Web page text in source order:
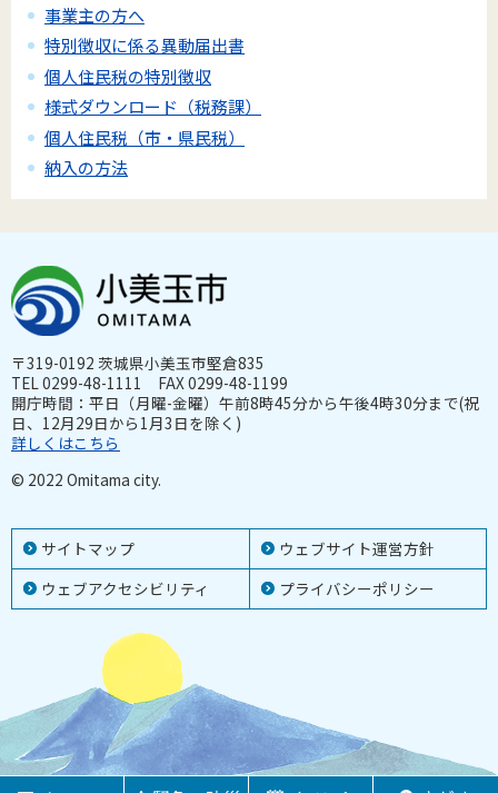
事業主の方へ
特別徴収に係る異動届出書
個人住民税の特別徴収
様式ダウンロード（税務課）
個人住民税（市・県民税）
納入の方法
サイトマップ
ウェブサイト運営方針
ウェブアクセシビリティ
プライバシーポリシー
〒319-0192 茨城県小美玉市堅倉835
TEL 0299-48-1111 FAX 0299-48-1199
開庁時間：平日（月曜-金曜）午前8時45分から午後4時30分まで(祝
日、12月29日から1月3日を除く)
詳しくはこちら
© 2022 Omitama city.